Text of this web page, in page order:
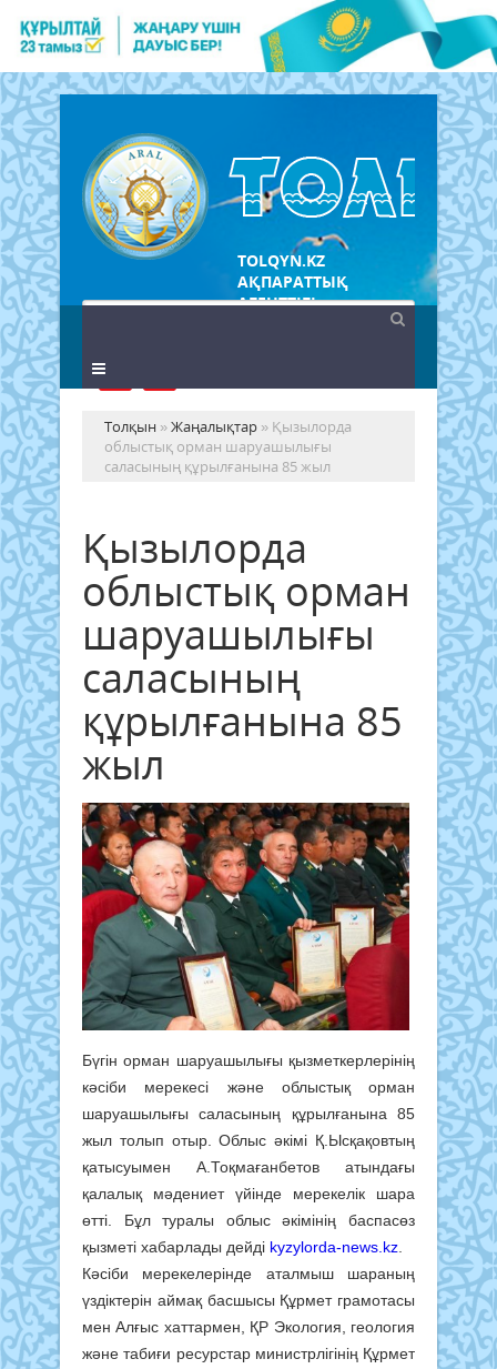
TOLQYN.KZ
АҚПАРАТТЫҚ
АГЕНТТІГІ
Толқын »Жаңалықтар » Қызылорда
облыстық орман шаруашылығы
саласының құрылғанына 85 жыл
Қызылорда
облыстық орман
шаруашылығы
саласының
құрылғанына 85
жыл
Бүгін орман шаруашылығы қызметкерлерінің
кәсіби мерекесі және облыстық орман
шаруашылығы саласының құрылғанына 85
жыл толып отыр. Облыс әкімі Қ.Ысқақовтың
қатысуымен А.Тоқмағанбетов атындағы
қалалық мәдениет үйінде мерекелік шара
өтті. Бұл туралы облыс әкімінің баспасөз
қызметі хабарлады дейді kyzylorda-news.kz
Кәсіби мерекелерінде аталмыш шараның
үздіктерін аймақ басшысы Құрмет грамотасы
мен Алғыс хаттармен, ҚР Экология, геология
және табиғи ресурстар министрлігінің Құрмет